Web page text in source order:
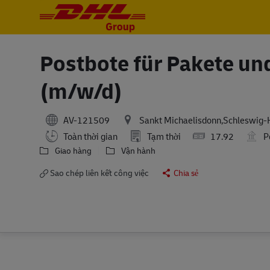
Postbote für Pakete
(m/w/d)
AV-121509 Sankt
Toàn thời gian
Tạm thời 17.92
Giao hàng
Vận hành
Sao chép liên kết công việc
Chia sẻ